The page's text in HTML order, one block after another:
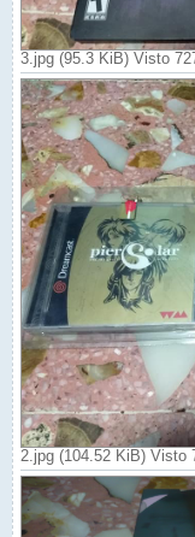
3.jpg (95.3 KiB) Visto
2.jpg (104.52 KiB) Visto